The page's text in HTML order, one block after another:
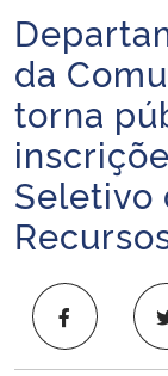
Ministério da
Ministério da Educação
Ministério da Cidadania
Ministério da Saúde
Ministério de Minas e
Ministério da Ciência,
Início do
da
torna
Seletivo